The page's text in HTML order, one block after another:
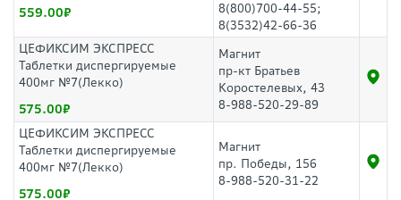
559.00
8(800)700-44-55;
8(3532)42-66-36
ЦЕФИКСИМ ЭКСПРЕСС
Таблетки диспергируемые
400мг №7(Лекко)
575.00
Магнит
пр-кт Братьев
Коростелевых, 43
8-988-520-29-89
ЦЕФИКСИМ ЭКСПРЕСС
Таблетки диспергируемые
400мг №7(Лекко)
575.00
Магнит
пр. Победы, 156
8-988-520-31-22